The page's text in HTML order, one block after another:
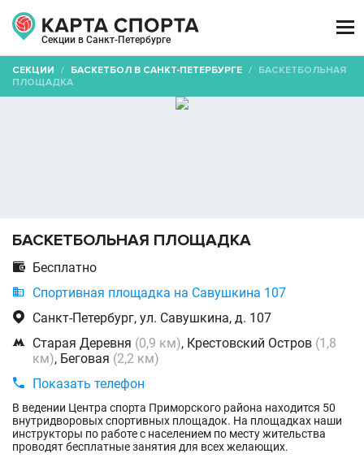
Секции в Санкт-Петербурге

СЕКЦИИ / БАСКЕТБОЛ В САНКТ-ПЕТЕРБУРГЕ / БАСКЕТБОЛЬНАЯ
ПЛОЩАДКА
БАСКЕТБОЛЬНАЯ ПЛОЩАДКА
 Бесплатно
 Спортивная площадка на Савушкина 107
 Санкт-Петербург, ул. Савушкина, д. 107
 Старая Деревня (0,9 км), Крестовский Остров (1,8
км), Беговая (2,2 км)
 Показать телефон
В ведении Центра спорта Приморского района находится 50
внутридворовых спортивных площадок. На площадках наши
инструкторы по работе с населением по месту жительства
проводят бесплатные занятия для всех желающих.